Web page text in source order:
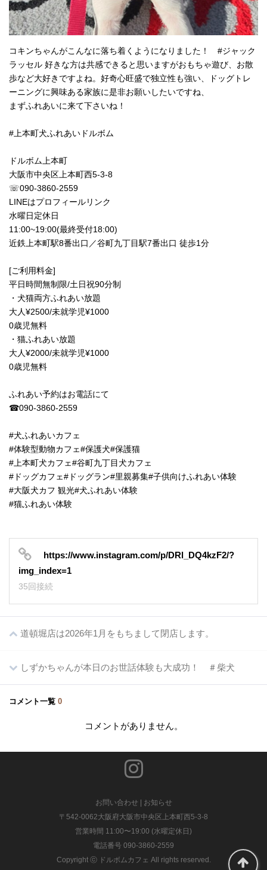
コキンちゃんがこんなに落ち着くようになりました！ #ジャック
ラッセル 好きな方は共感できると思いますがおもちゃ遊び、お散
歩など大好きですよね。好奇心旺盛で独立性も強い、ドッグトレ
ーニングに興味ある家族に是非お願いしたいですね、
まずふれあいに来て下さいね！
#上本町犬ふれあいドルボム
ドルボム上本町
大阪市中央区上本町西5-3-8
☏090-3860-2559
LINEはプロフィールリンク
水曜日定休日
11:00~19:00(最終受付18:00)
近鉄上本町駅8番出口／谷町九丁目駅7番出口 徒歩1分
[ご利用料金]
平日時間無制限/土日祝90分制
・犬猫両方ふれあい放題
大人¥2500/未就学児¥1000
0歳児無料
・猫ふれあい放題
大人¥2000/未就学児¥1000
0歳児無料
ふれあい予約はお電話にて
☎︎090-3860-2559
#犬ふれあいカフェ
#体験型動物カフェ#保護犬#保護猫
#上本町犬カフェ#谷町九丁目犬カフェ
#ドッグカフェ#ドッグラン#里親募集#子供向けふれあい体験
#大阪犬カフ 観光#犬ふれあい体験
#猫ふれあい体験
https://www.instagram.com/p/DRl_DQ4kzF2/?
img_index=1
35回接続
道頓堀店は2026年1月をもちまして閉店します。
しずかちゃんが本日のお世話体験も大成功！ ＃柴犬
コメント一覧 0
コメントがありません。
お問い合わせ | お知らせ
〒542-0062大阪府大阪市中央区上本町西5-3-8
営業時間 11:00〜19:00 (水曜定休日)
電話番号 090-3860-2559
Copyright ⓒ ドルボムカフェ All rights reserved.